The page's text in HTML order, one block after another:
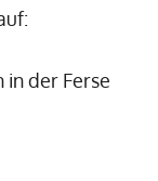
in der Ferse